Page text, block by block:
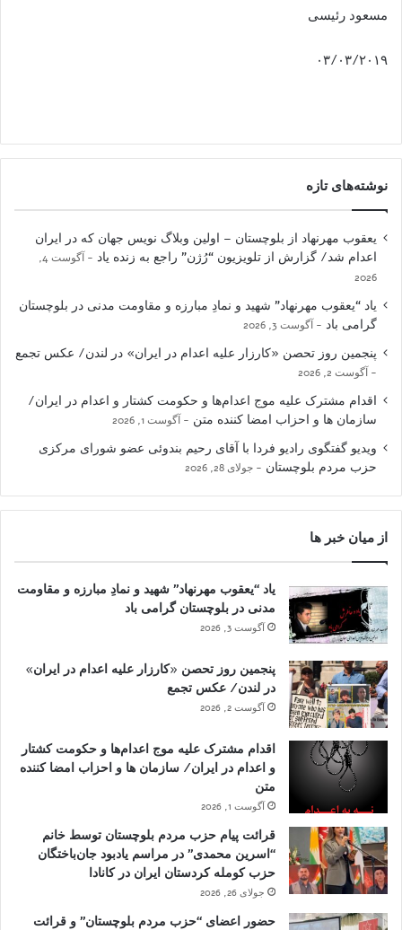
مسعود رئیسی
۰۳/۰۳/۲۰۱۹
نوشته‌های تازه
یعقوب مهرنهاد از بلوچستان – اولین وبلاگ نویس جهان که در ایران
اعدام شد/ گزارش از تلویزیون “رُژن” راجع به زنده یاد
آگوست 4,
2026
یاد “یعقوب مهرنهاد” شهید و نمادِ مبارزه و مقاومت مدنی در بلوچستان
گرامی باد
آگوست 3, 2026
پنجمین روز تحصن «کارزار علیه اعدام در ایران» در لندن/ عکس تجمع
آگوست 2, 2026
اقدام مشترک علیه موج اعدام‌ها و حکومت کشتار و اعدام در ایران/
سازمان ها و احزاب امضا کننده متن
آگوست 1, 2026
ویدیو گفتگوی رادیو فردا با آقای رحیم بندوئی عضو شورای مرکزی
حزب مردم بلوچستان
جولای 28, 2026
از میان خبر ها
یاد “یعقوب مهرنهاد” شهید و نمادِ مبارزه و مقاومت
مدنی در بلوچستان گرامی باد
آگوست 3, 2026
پنجمین روز تحصن «کارزار علیه اعدام در ایران»
در لندن/ عکس تجمع
آگوست 2, 2026
اقدام مشترک علیه موج اعدام‌ها و حکومت کشتار
و اعدام در ایران/ سازمان ها و احزاب امضا کننده
متن
آگوست 1, 2026
قرائت پیام حزب مردم بلوچستان توسط خانم
“اسرین محمدی” در مراسم یادبود جان‌باختگان
حزب کومله کردستان ایران در کانادا
جولای 26, 2026
حضور اعضای “حزب مردم بلوچستان” و قرائت